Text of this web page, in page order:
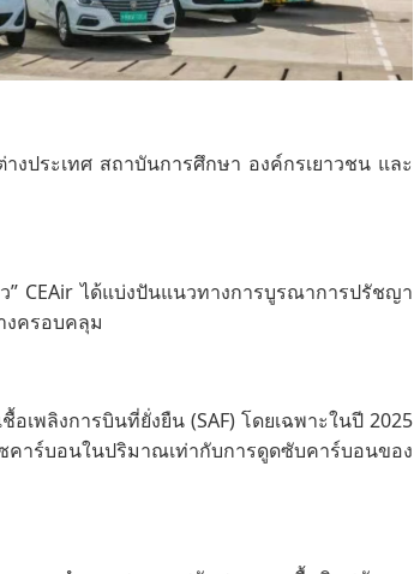
ประเทศ สถาบันการศึกษา องค์กรเยาวชน และ
CEAir ได้แบ่งปันแนวทางการบูรณาการปรัชญา
งครอบคลุม
เพลิงการบินที่ยั่งยืน (SAF) โดยเฉพาะในปี 2025
คาร์บอนในปริมาณเท่ากับการดูดซับคาร์บอนของ